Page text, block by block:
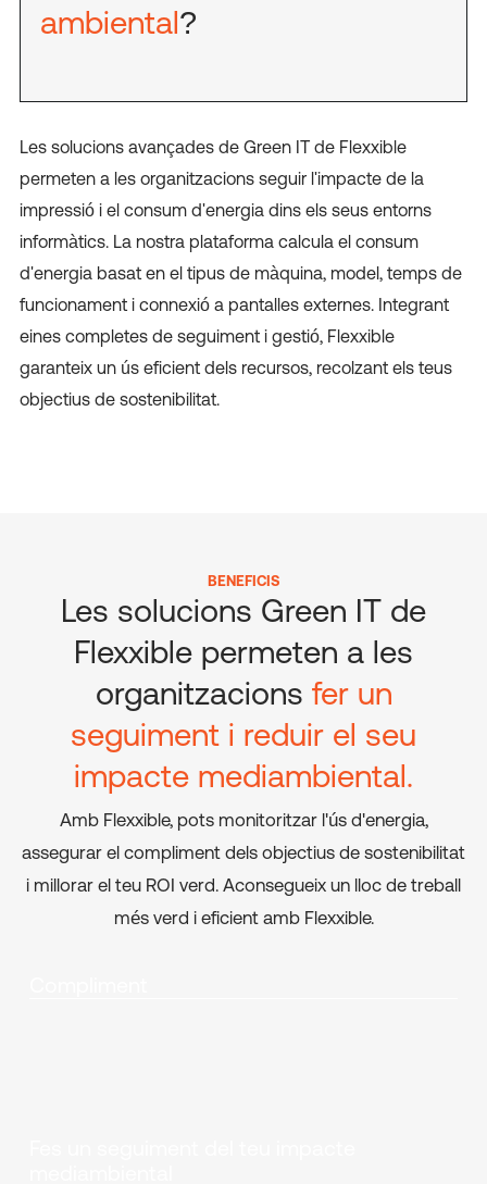
ambiental?
Les solucions avançades de Green IT de Flexxible
permeten a les organitzacions seguir l'impacte de la
impressió i el consum d'energia dins els seus entorns
informàtics. La nostra plataforma calcula el consum
d'energia basat en el tipus de màquina, model, temps de
funcionament i connexió a pantalles externes. Integrant
eines completes de seguiment i gestió, Flexxible
garanteix un ús eficient dels recursos, recolzant els teus
objectius de sostenibilitat.
BENEFICIS
Les solucions Green IT de
Flexxible permeten a les
organitzacions fer un
seguiment i reduir el seu
impacte mediambiental.
Amb Flexxible, pots monitoritzar l'ús d'energia,
assegurar el compliment dels objectius de sostenibilitat
i millorar el teu ROI verd. Aconsegueix un lloc de treball
més verd i eficient amb Flexxible.